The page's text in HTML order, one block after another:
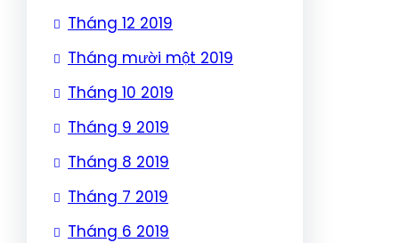
Tháng 12 2019
Tháng mười một 2019
Tháng 10 2019
Tháng 9 2019
Tháng 8 2019
Tháng 7 2019
Tháng 6 2019